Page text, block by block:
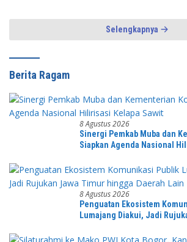
Selengkapnya
Berita Ragam
8 Agustus 2026
Sinergi Pemkab Muba dan
Siapkan Agenda Nasional
8 Agustus 2026
Penguatan Ekosistem
Lumajang Diakui, Jadi